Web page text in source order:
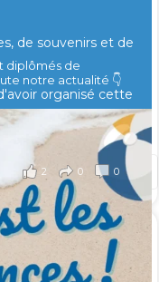
de souvenirs et de
organisé cette
2 0 0
2026
les générations
diplômés de
notre actualité 👇